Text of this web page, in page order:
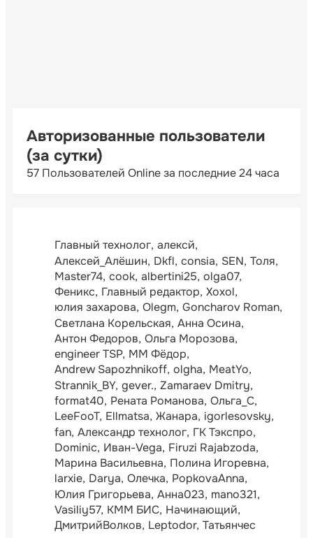
Авторизованные пользователи
(за сутки)
57 Пользователей Online за последние 24 часа
Главный технолог алексй
Алексей_Алёшин Dkfl consia SEN Толя
Master74 cook albertini25 olga07
Феникс Главный редактор Xoxol
юлия захарова Olegm Goncharov Roman
Светлана Корельская Анна Осина
Антон Федоров Ольга Морозова
engineer TSP ММ Фёдор
Andrew Sapozhnikoff olgha MeatYo
Strannik_BY gever. Zamaraev Dmitry
format40 Рената Романова Ольга_С
LeeFooT Ellmatsa Жанара igorlesovsky
fan Александр технолог ГК Тэкспро
Dominic Иван-Vega Firuzi Rajabzoda
Марина Васильевна Полина Игоревна
larxie Darya Олечка PopkovaAnna
Юлия Григорьева Анна023 mano321
Vasiliy57 КММ БИС Начинающий
ДмитрийВолков Leptodor Татьянчес